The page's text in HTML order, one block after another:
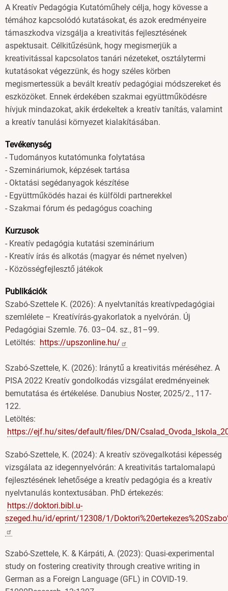
A Kreatív Pedagógia Kutatóműhely célja, hogy kövesse a
témához kapcsolódó kutatásokat, és azok eredményeire
támaszkodva vizsgálja a kreativitás fejlesztésének
aspektusait. Célkitűzésünk, hogy megismerjük a
kreativitással kapcsolatos tanári nézeteket, osztálytermi
kutatásokat végezzünk, és hogy széles körben
megismertessük a bevált kreatív pedagógiai módszereket és
eszközöket. Ennek érdekében szakmai együttműködésre
hívjuk mindazokat, akik érdekeltek a kreatív tanítás, valamint
a kreatív tanulási környezet kialakításában.
Tevékenység
- Tudományos kutatómunka folytatása
- Szemináriumok, képzések tartása
- Oktatási segédanyagok készítése
- Együttműködés hazai és külföldi partnerekkel
- Szakmai fórum és pedagógus coaching
Kurzusok
- Kreatív pedagógia kutatási szeminárium
- Kreatív írás és alkotás (magyar és német nyelven)
- Közösségfejlesztő játékok
Publikációk
Szabó-Szettele K. (2026): A nyelvtanítás kreatívpedagógiai
szemlélete – Kreatívírás-gyakorlatok a nyelvórán. Új
Pedagógiai Szemle. 76. 03–04. sz., 81–99.
Letöltés: https://upszonline.hu/
Szabó-Szettele, K. (2026): Iránytű a kreativitás méréséhez. A
PISA 2022 Kreatív gondolkodás vizsgálat eredményeinek
bemutatása és értékelése. Danubius Noster, 2025/2., 117-
122.
Letöltés:
https://ejf.hu/sites/default/files/DN/
Szabó-Szettele, K. (2024): A kreatív szövegalkotási képesség
vizsgálata az idegennyelvórán: A kreativitás tartalomalapú
fejlesztésének lehetősége a kreatív pedagógia és a kreatív
nyelvtanulás kontextusában. PhD értekezés:
https://doktori.bibl.u-
szeged.hu/id/eprint/12308/1/
Szabó-Szettele, K. & Kárpáti, A. (2023): Quasi-experimental
study on fostering creativity through creative writing in
German as a Foreign Language (GFL) in COVID-19.